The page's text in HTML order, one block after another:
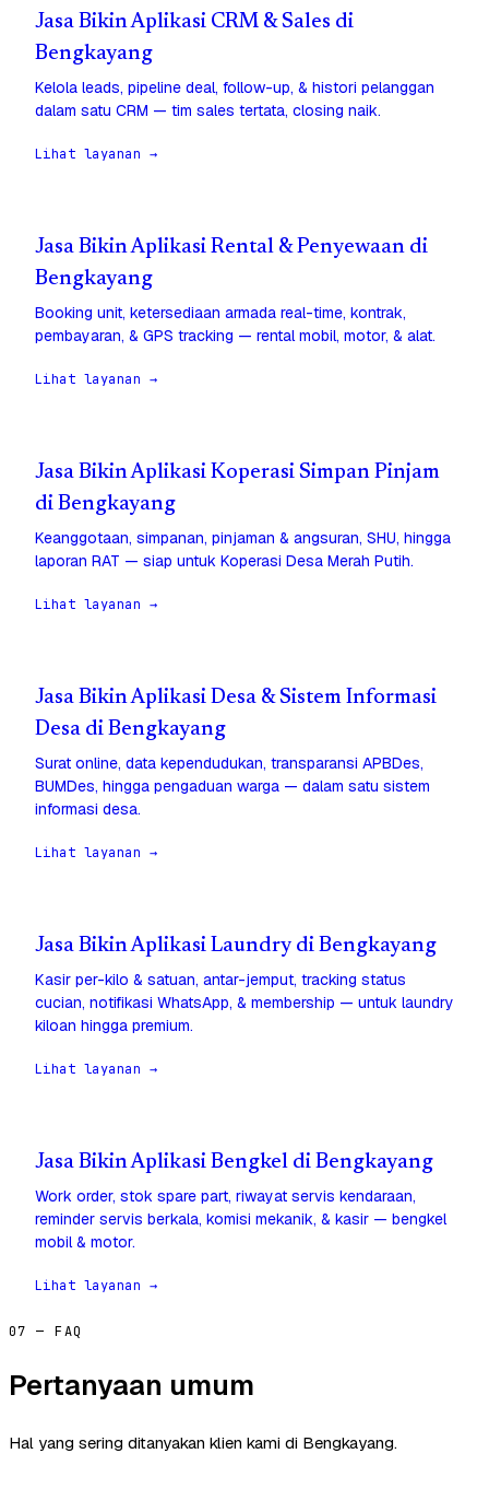
Jasa Bikin Aplikasi CRM & Sales di
Bengkayang
Kelola leads, pipeline deal, follow-up, & histori pelanggan
dalam satu CRM — tim sales tertata, closing naik.
Lihat layanan →
Jasa Bikin Aplikasi Rental & Penyewaan di
Bengkayang
Booking unit, ketersediaan armada real-time, kontrak,
pembayaran, & GPS tracking — rental mobil, motor, & alat.
Lihat layanan →
Jasa Bikin Aplikasi Koperasi Simpan Pinjam
di Bengkayang
Keanggotaan, simpanan, pinjaman & angsuran, SHU, hingga
laporan RAT — siap untuk Koperasi Desa Merah Putih.
Lihat layanan →
Jasa Bikin Aplikasi Desa & Sistem Informasi
Desa di Bengkayang
Surat online, data kependudukan, transparansi APBDes,
BUMDes, hingga pengaduan warga — dalam satu sistem
informasi desa.
Lihat layanan →
Jasa Bikin Aplikasi Laundry di Bengkayang
Kasir per-kilo & satuan, antar-jemput, tracking status
cucian, notifikasi WhatsApp, & membership — untuk laundry
kiloan hingga premium.
Lihat layanan →
Jasa Bikin Aplikasi Bengkel di Bengkayang
Work order, stok spare part, riwayat servis kendaraan,
reminder servis berkala, komisi mekanik, & kasir — bengkel
mobil & motor.
Lihat layanan →
07 — FAQ
Pertanyaan umum
Hal yang sering ditanyakan klien kami di Bengkayang.